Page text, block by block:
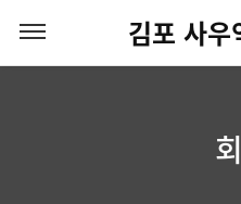
김포 사우